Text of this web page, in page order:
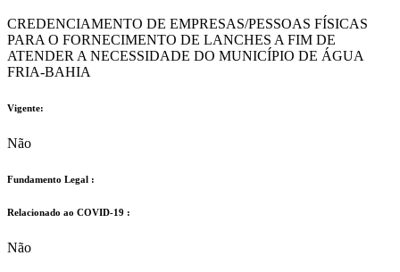
CREDENCIAMENTO DE EMPRESAS/PESSOAS FÍSICAS
PARA O FORNECIMENTO DE LANCHES A FIM DE
ATENDER A NECESSIDADE DO MUNICÍPIO DE ÁGUA
FRIA-BAHIA
Vigente:
Não
Fundamento Legal :​
Relacionado ao COVID-19 :​
Não